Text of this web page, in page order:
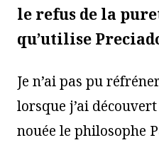
le refus de la
qu’utilise
Je n’ai pas pu
lorsque j’ai
nouée le philosophe